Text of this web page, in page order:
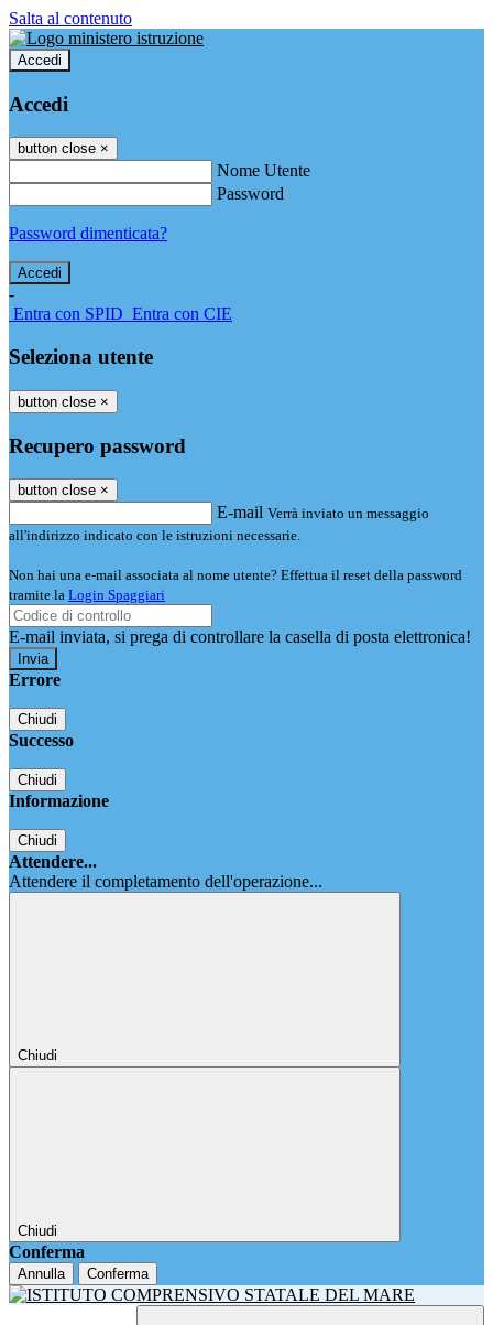
Salta al contenuto
Accedi
Accedi
button close ×
Nome Utente
Password
Password dimenticata?
-
Entra con SPID Entra con CIE
Seleziona utente
button close ×
Recupero password
button close ×
E-mail Verrà inviato un messaggio
all'indirizzo indicato con le istruzioni necessarie.
Non hai una e-mail associata al nome utente? Effettua il reset della password
tramite la Login Spaggiari
E-mail inviata, si prega di controllare la casella di posta elettronica!
Errore
Chiudi
Successo
Chiudi
Informazione
Chiudi
Attendere...
Attendere il completamento dell'operazione...
Chiudi
Chiudi
Conferma
Annulla Conferma